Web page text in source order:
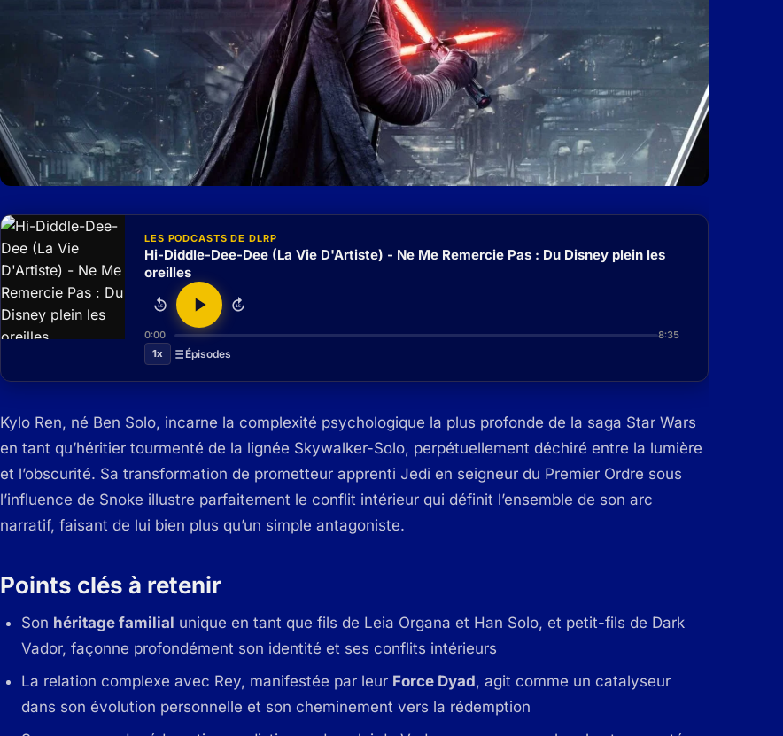
LES PODCASTS DE DLRP
Hi-Diddle-Dee-Dee (La Vie D'Artiste) - Ne Me Remercie Pas : Du Disney plein les
oreilles
15 15
0:00
8:35
1x
Épisodes
Kylo Ren, né Ben Solo, incarne la complexité psychologique la plus profonde de la saga Star Wars
en tant qu’héritier tourmenté de la lignée Skywalker-Solo, perpétuellement déchiré entre la lumière
et l’obscurité. Sa transformation de prometteur apprenti Jedi en seigneur du Premier Ordre sous
l’influence de Snoke illustre parfaitement le conflit intérieur qui définit l’ensemble de son arc
narratif, faisant de lui bien plus qu’un simple antagoniste.
Points clés à retenir
Son héritage familial unique en tant que fils de Leia Organa et Han Solo, et petit-fils de Dark
Vador, façonne profondément son identité et ses conflits intérieurs
La relation complexe avec Rey, manifestée par leur Force Dyad, agit comme un catalyseur
dans son évolution personnelle et son cheminement vers la rédemption